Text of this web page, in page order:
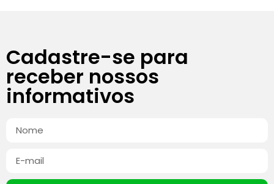
Cadastre-se para
receber nossos
informativos